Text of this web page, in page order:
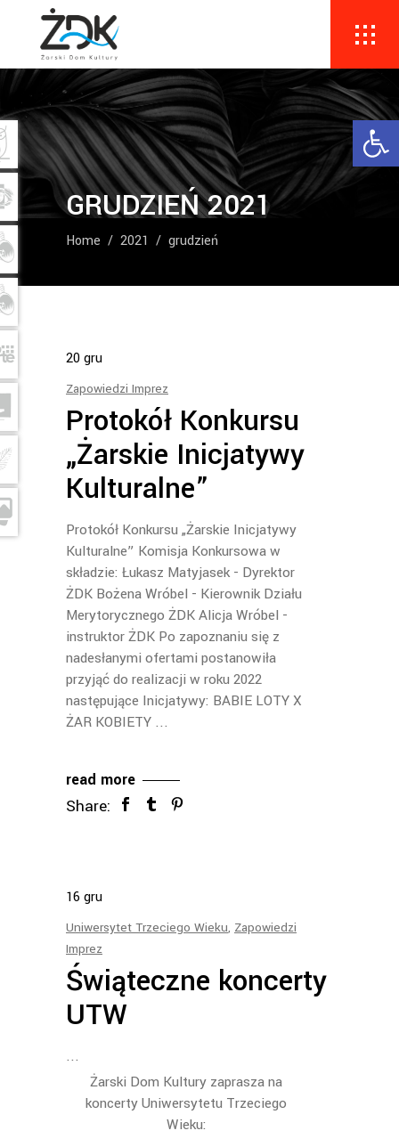
GRUDZIEŃ 2021
Home / 2021 / grudzień
20gru
Zapowiedzi Imprez
Protokół Konkursu
„Żarskie Inicjatywy
Kulturalne”
Protokół Konkursu „Żarskie Inicjatywy
Kulturalne” Komisja Konkursowa w
składzie: Łukasz Matyjasek - Dyrektor
ŻDK Bożena Wróbel - Kierownik Działu
Merytorycznego ŻDK Alicja Wróbel -
instruktor ŻDK Po zapoznaniu się z
nadesłanymi ofertami postanowiła
przyjąć do realizacji w roku 2022
następujące Inicjatywy: BABIE LOTY X
ŻAR KOBIETY
read more
Share:
16 gru
Uniwersytet Trzeciego Wieku, Zapowiedzi
Imprez
Świąteczne koncerty
UTW
Żarski Dom Kultury zaprasza na
koncerty Uniwersytetu Trzeciego
Wieku: